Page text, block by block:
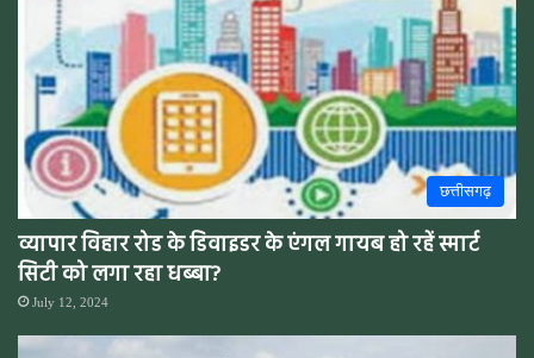
छत्तीसगढ़
व्यापार विहार रोड के डिवाइडर के एंगल गायब हो रहें स्मार्ट
सिटी को लगा रहा धब्बा?
July 12, 2024